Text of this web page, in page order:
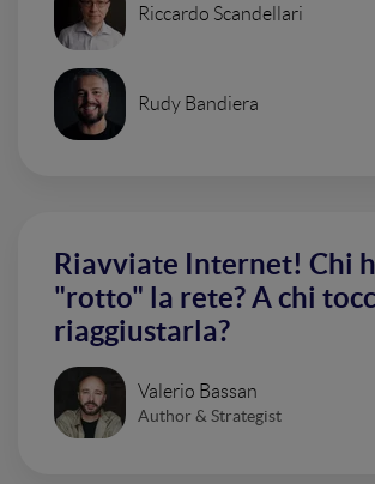
Riccardo Scandellari
Rudy Bandiera
Riavviate Internet! Chi
"rotto" la rete? A chi
riaggiustarla?
Valerio Bassan
Author & Strategist